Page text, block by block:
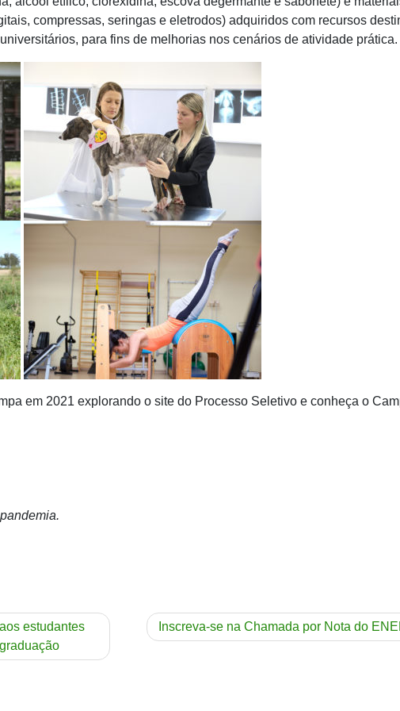
compressas, seringas e eletrodos) adquiridos com recursos
para fins de melhorias nos cenários de atividade prática.
em 2021 explorando o site do Processo Seletivo e conheça o
estudantes
Inscreva-se na Chamada por Nota do